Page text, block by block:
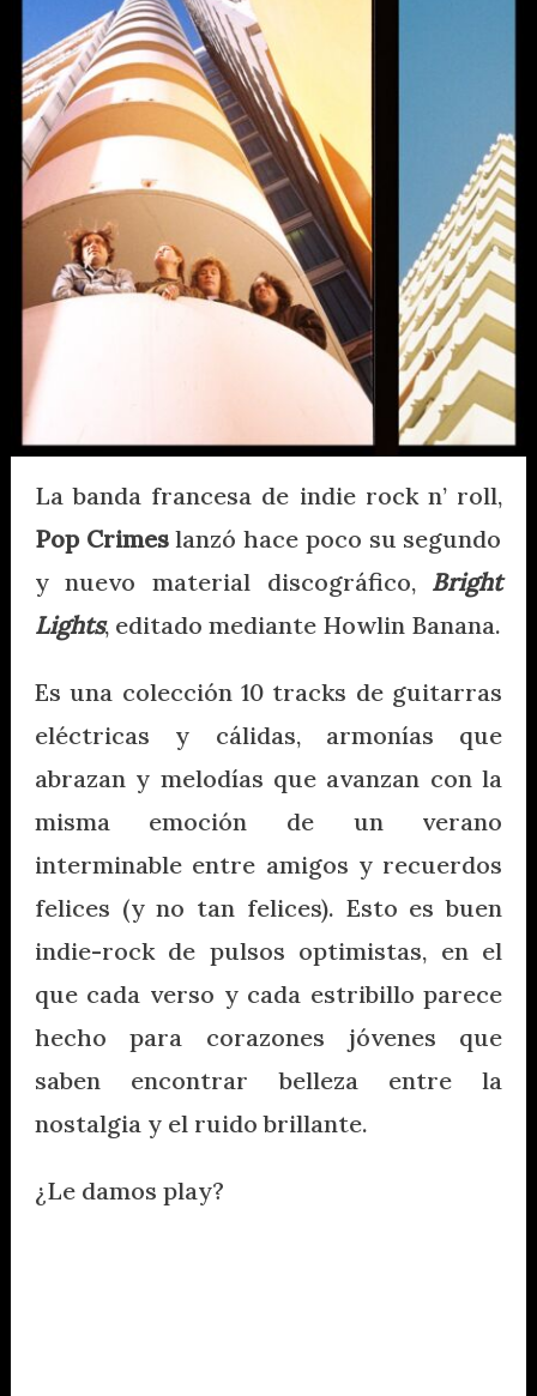
La banda francesa de indie rock n’ roll,
Pop Crimeslanzó hace poco su segundo
y nuevo material discográfico, Bright
Lights, editado mediante Howlin Banana.
Es una colección 10 tracks de guitarras
eléctricas y cálidas, armonías que
abrazan y melodías que avanzan con la
misma emoción de un verano
interminable entre amigos y recuerdos
felices (y no tan felices). Esto es buen
indie-rock de pulsos optimistas, en el
que cada verso y cada estribillo parece
hecho para corazones jóvenes que
saben encontrar belleza entre la
nostalgia y el ruido brillante.
¿Le damos play?